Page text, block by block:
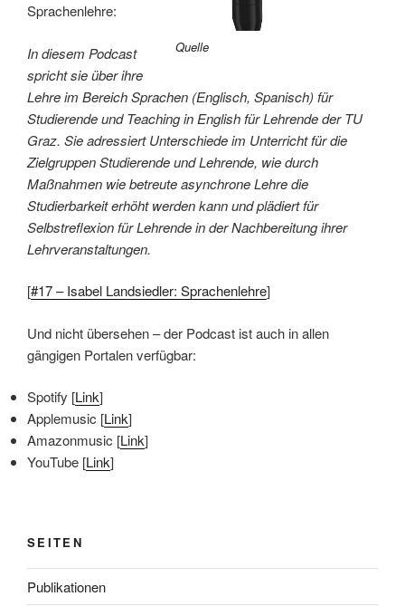
Quelle
Sprachenlehre:
In diesem Podcast
spricht sie über ihre
Lehre im Bereich Sprachen (Englisch, Spanisch) für
Studierende und Teaching in English für Lehrende der TU
Graz. Sie adressiert Unterschiede im Unterricht für die
Zielgruppen Studierende und Lehrende, wie durch
Maßnahmen wie betreute asynchrone Lehre die
Studierbarkeit erhöht werden kann und plädiert für
Selbstreflexion für Lehrende in der Nachbereitung ihrer
Lehrveranstaltungen.
[#17 – Isabel Landsiedler: Sprachenlehre]
Und nicht übersehen – der Podcast ist auch in allen
gängigen Portalen verfügbar:
Spotify [Link]
Applemusic [Link]
Amazonmusic [Link]
YouTube [Link]
SEITEN
Publikationen